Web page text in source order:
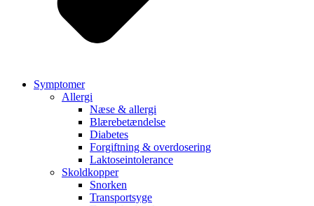
Symptomer
Allergi
Næse & allergi
Blærebetændelse
Diabetes
Forgiftning & overdosering
Laktoseintolerance
Skoldkopper
Snorken
Transportsyge